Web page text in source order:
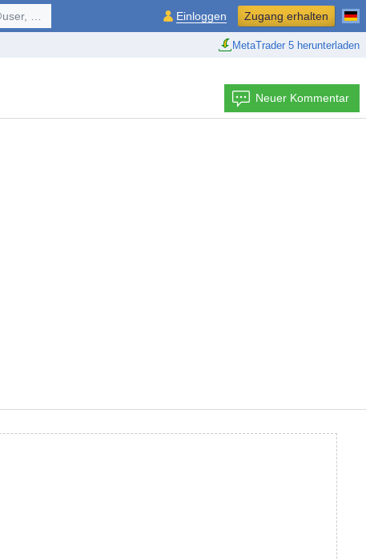
MetaTrader 5 herunterladen
... Einloggen Zugang erhalten
Neuer Kommentar